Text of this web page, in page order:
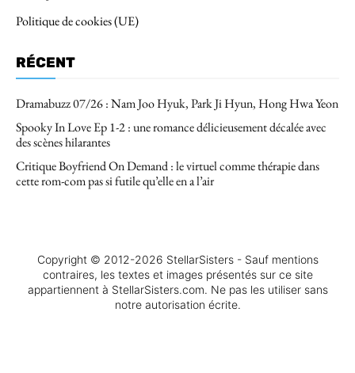
Politique de cookies (UE)
RÉCENT
Dramabuzz 07/26 : Nam Joo Hyuk, Park Ji Hyun, Hong Hwa Yeon
Spooky In Love Ep 1-2 : une romance délicieusement décalée avec
des scènes hilarantes
Critique Boyfriend On Demand : le virtuel comme thérapie dans
cette rom-com pas si futile qu’elle en a l’air
Copyright © 2012-2026 StellarSisters - Sauf mentions
contraires, les textes et images présentés sur ce site
appartiennent à StellarSisters.com. Ne pas les utiliser sans
notre autorisation écrite.